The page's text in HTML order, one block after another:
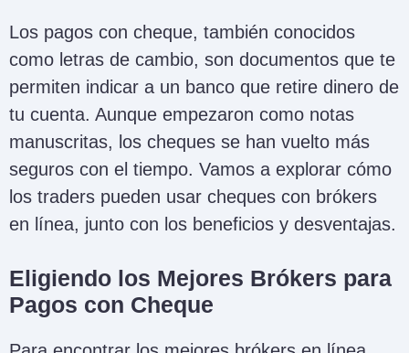
Los pagos con cheque, también conocidos
como letras de cambio, son documentos que te
permiten indicar a un banco que retire dinero de
tu cuenta. Aunque empezaron como notas
manuscritas, los cheques se han vuelto más
seguros con el tiempo. Vamos a explorar cómo
los traders pueden usar cheques con brókers
en línea, junto con los beneficios y desventajas.
Eligiendo los Mejores Brókers para
Pagos con Cheque